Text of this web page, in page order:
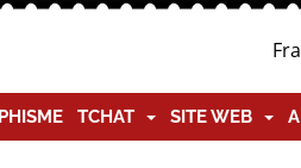
TCHAT SITE WEB